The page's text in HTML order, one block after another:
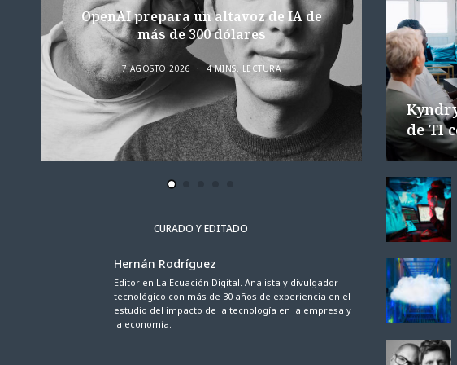
OpenAI prepara un altavoz de IA de
más de 300 dólares
7 AGOSTO 2026 4 MINS. LECTURA
Las
6
CURADO Y EDITADO
Hernán Rodríguez
Editor en La Ecuación Digital. Analista y divulgador
tecnológico con más de 30 años de experiencia en el
estudio del impacto de la tecnología en la empresa y
la economía.
de TI